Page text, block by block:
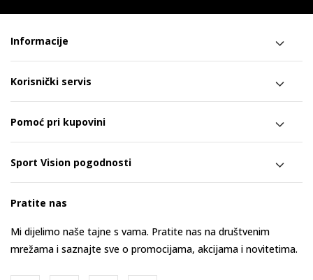
Informacije
Korisnički servis
Pomoć pri kupovini
Sport Vision pogodnosti
Pratite nas
Mi dijelimo naše tajne s vama. Pratite nas na društvenim
mrežama i saznajte sve o promocijama, akcijama i novitetima.